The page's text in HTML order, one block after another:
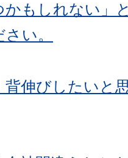
かもしれない」
い。
伸びしたいと